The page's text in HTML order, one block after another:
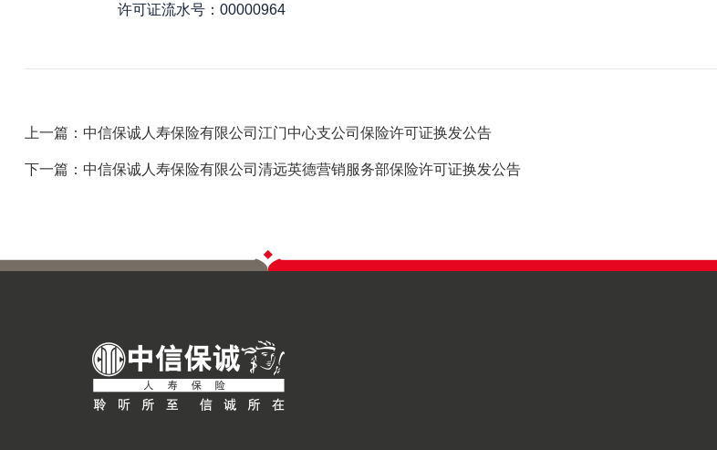
许可证流水号：00000964
上一篇：中信保诚人寿保险有限公司江门中心支公司保险许可证换发公告
下一篇：中信保诚人寿保险有限公司清远英德营销服务部保险许可证换发公告